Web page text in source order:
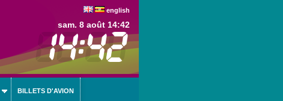
english
sam. 8 août 14:42
BILLETS D'AVION